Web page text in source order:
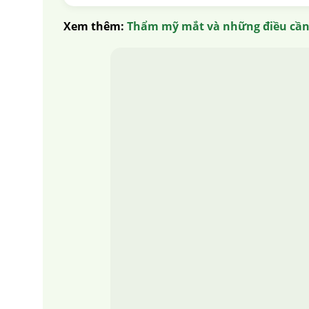
Xem thêm: Thẩm mỹ mắt và những điều